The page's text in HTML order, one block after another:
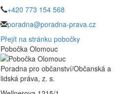
+420 773 154 568
poradna@poradna-prava.cz
Přejít na stránku pobočky
Pobočka Olomouc
Poradna pro občanství/Občanská a
lidská práva, z. s.